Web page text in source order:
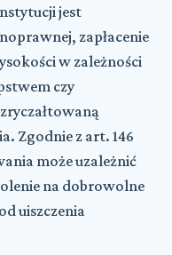
jest
zapłacenie
w zależności
czy
Zgodnie z art. 146
może uzależnić
na dobrowolne
uiszczenia